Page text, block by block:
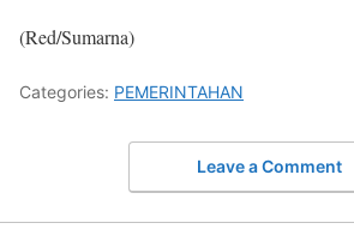
(Red/Sumarna)
Categories: PEMERINTAHAN
Leave a Comment